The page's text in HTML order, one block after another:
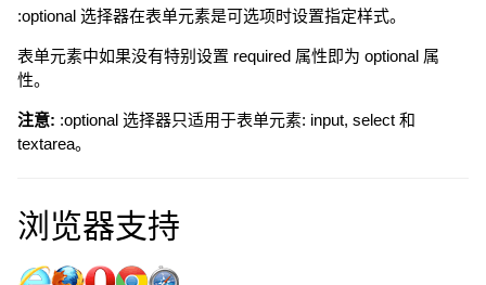
:optional 选择器在表单元素是可选项时设置指定样式。
表单元素中如果没有特别设置 required 属性即为 optional 属
性。
注意: :optional 选择器只适用于表单元素: input, select 和
textarea。
浏览器支持